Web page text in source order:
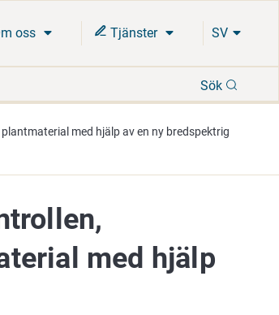
oss Tjänster SV
Sök
med hjälp av en ny bredspektrig
med hjälp